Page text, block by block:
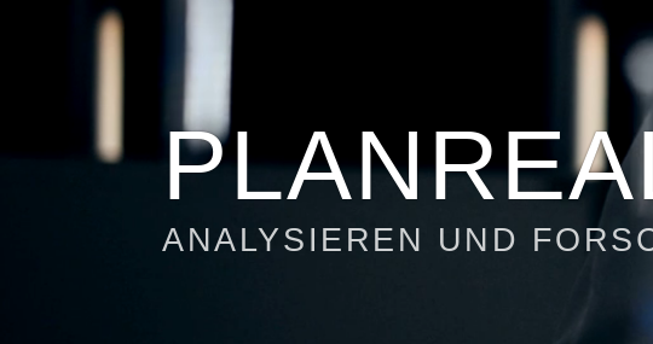
ANALYSIEREN UND